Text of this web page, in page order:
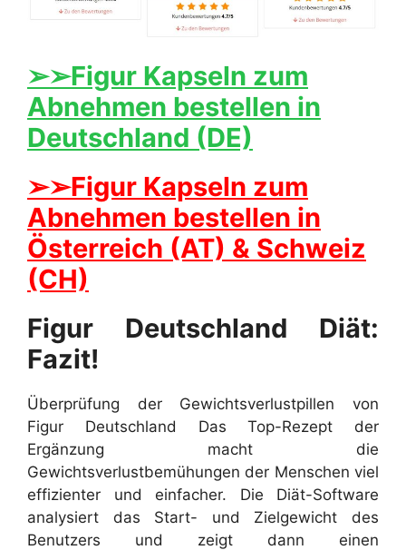
➢➢Figur Kapseln zum
Abnehmen bestellen in
Deutschland (DE)
➢➢Figur Kapseln zum
Abnehmen bestellen in
Österreich (AT) & Schweiz
(CH)
Figur Deutschland Diät:
Fazit!
Überprüfung der Gewichtsverlustpillen von
Figur Deutschland Das Top-Rezept der
Ergänzung macht die
Gewichtsverlustbemühungen der Menschen viel
effizienter und einfacher. Die Diät-Software
analysiert das Start- und Zielgewicht des
Benutzers und zeigt dann einen